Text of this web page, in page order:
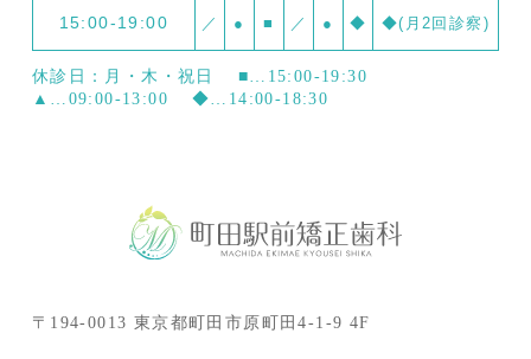
15:00-19:00 ／ ● ■ ／ ● ◆ ◆(月2回診察)
休診日：月・木・祝日
■…15:00-19:30
▲…09:00-13:00
◆…14:00-18:30
〒194-0013 東京都町田市原町田4-1-9 4F